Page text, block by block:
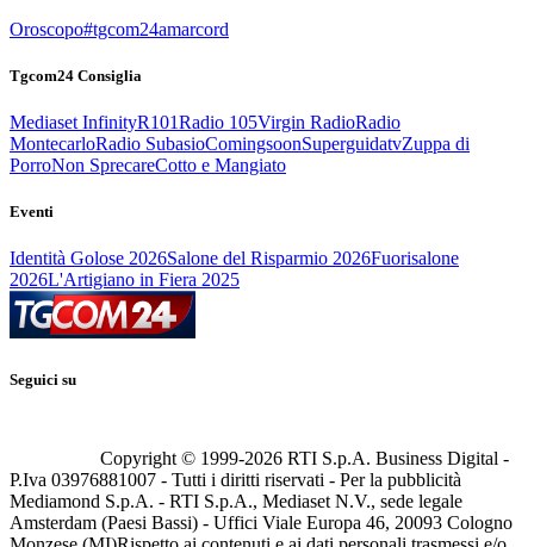
Oroscopo#tgcom24amarcord
Tgcom24 Consiglia
Mediaset InfinityR101Radio 105Virgin RadioRadio
MontecarloRadio SubasioComingsoonSuperguidatvZuppa di
PorroNon SprecareCotto e Mangiato
Eventi
Identità Golose 2026Salone del Risparmio 2026Fuorisalone
2026L'Artigiano in Fiera 2025
Seguici su
Copyright © 1999-2026 RTI S.p.A. Business Digital -
P.Iva 03976881007 - Tutti i diritti riservati - Per la pubblicità
Mediamond S.p.A. - RTI S.p.A., Mediaset N.V., sede legale
Amsterdam (Paesi Bassi) - Uffici Viale Europa 46, 20093 Cologno